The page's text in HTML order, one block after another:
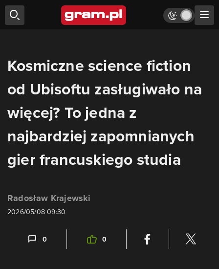
Kosmiczne science fiction
od Ubisoftu zasługiwało na
więcej? To jedna z
najbardziej zapomnianych
gier francuskiego studia
Radosław Krajewski
2026/05/08 09:30
0 0